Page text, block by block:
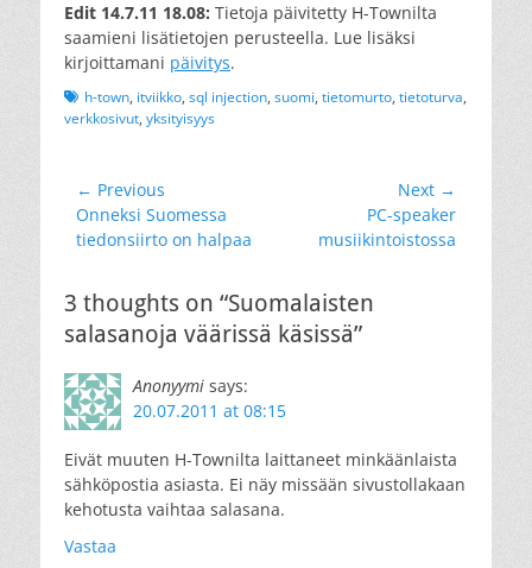
Edit 14.7.11 18.08: Tietoja päivitetty H-Townilta
saamieni lisätietojen perusteella. Lue lisäksi
kirjoittamani päivitys.
Tagsh-town, itviikko, sql injection, suomi, tietomurto, tietoturva,
verkkosivut, yksityisyys
Artikkelien
selaus
← Previous
Previous
post:
Onneksi Suomessa
tiedonsiirto on halpaa
Next →
PC-speaker
musiikintoistossa
3 thoughts on “Suomalaisten
salasanoja väärissä käsissä”
Anonyymi says:
20.07.2011 at 08:15
Eivät muuten H-Townilta laittaneet minkäänlaista
sähköpostia asiasta. Ei näy missään sivustollakaan
kehotusta vaihtaa salasana.
Vastaa